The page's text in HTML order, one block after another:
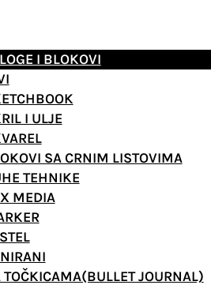
I BLOKOVI
I ULJE
SA CRNIM LISTOVIMA
TEHNIKE
MEDIA
TOČKICAMA(BULLET JOURNAL)